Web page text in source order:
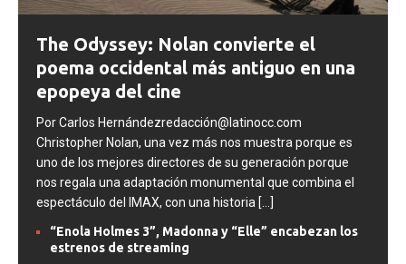
The Odyssey: Nolan convierte el
poema occidental más antiguo en una
epopeya del cine
Por Carlos Hernándezredacción@latinocc.com
Christopher Nolan, una vez más nos muestra porque es
uno de los mejores directores de su generación porque
nos regala una adaptación monumental que combina el
espectáculo del IMAX, con una historia [...]
“Enola Holmes 3”, Madonna y “Elle” encabezan los
estrenos de streaming